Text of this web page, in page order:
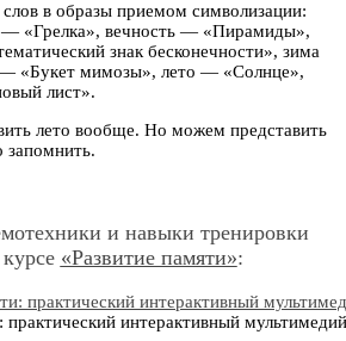
в образы приемом символизации:
«Грелка», вечность — «Пирамиды»,
знак бесконечности», зима
«Букет мимозы», лето — «Солнце»,
лист».
лето вообще. Но можем представить
запомнить.
и навыки тренировки
«Развитие памяти»:
практический интерактивный